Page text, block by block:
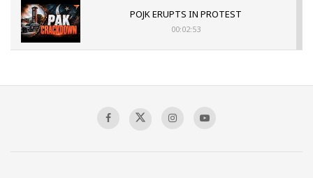
POJK ERUPTS IN PROTEST
00:02:53
Sagar